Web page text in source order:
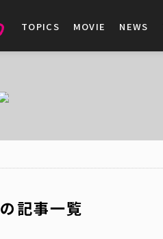
TOPICS MOVIE NEWS
の記事一覧